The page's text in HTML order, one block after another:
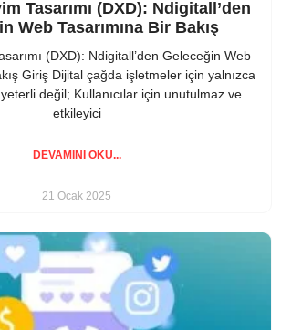
Tasarımı (DXD): Ndigitall’den
Web Tasarımına Bir Bakış
(DXD): Ndigitall’den Geleceğin Web
Giriş Dijital çağda işletmeler için yalnızca
değil; Kullanıcılar için unutulmaz ve
etkileyici
DEVAMINI OKU...
21 Ocak 2025